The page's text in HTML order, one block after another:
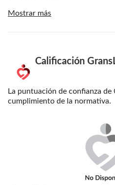
Mostrar más
Calificación
La puntuación de confianza de
cumplimiento de la normativa.